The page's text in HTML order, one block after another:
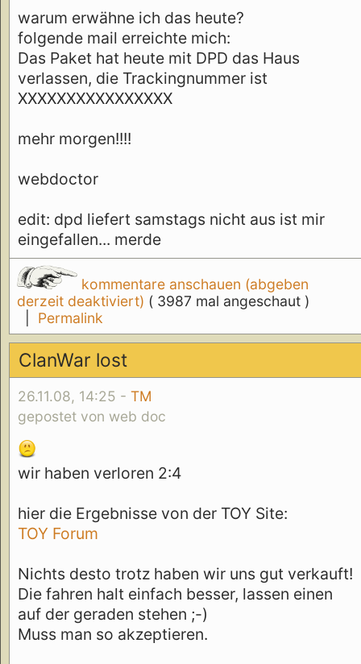
warum erwähne ich das heute?
folgende mail erreichte mich:
Das Paket hat heute mit DPD das Haus
verlassen, die Trackingnummer ist
XXXXXXXXXXXXXXXX
mehr morgen!!!!
webdoctor
edit: dpd liefert samstags nicht aus ist mir
eingefallen... merde
kommentare anschauen (abgeben
derzeit deaktiviert) ( 3987 mal angeschaut )
Permalink
ClanWar lost
26.11.08, 14:25 - TM
gepostet von web doc
wir haben verloren 2:4
hier die Ergebnisse von der TOY Site:
TOY Forum
Nichts desto trotz haben wir uns gut verkauft!
Die fahren halt einfach besser, lassen einen
auf der geraden stehen ;-)
Muss man so akzeptieren.